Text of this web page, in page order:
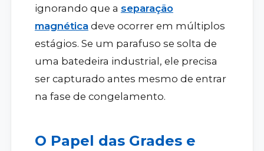
ignorando que a separação
magnéticadeve ocorrer em múltiplos
estágios. Se um parafuso se solta de
uma batedeira industrial, ele precisa
ser capturado antes mesmo de entrar
na fase de congelamento.
O Papel das Grades e